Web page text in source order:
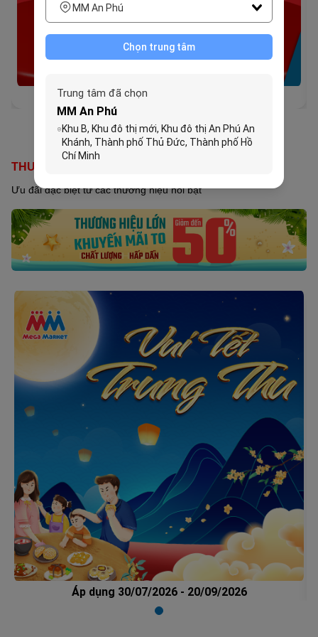
30/07/2026 - 20/09/2026
4
THƯƠNG HIỆU LỚN KHUYẾN MÃI TO
Ưu đãi đặc biệt từ các thương hiệu nổi bật
Áp dụng 30/07/2026 - 20/09/2026
MM An Phú
Chọn trung tâm
Trung tâm đã chọn
MM An Phú
Khu B, Khu đô thị mới, Khu đô thị An Phú An
Khánh, Thành phố Thủ Đức, Thành phố Hồ
Chí Minh